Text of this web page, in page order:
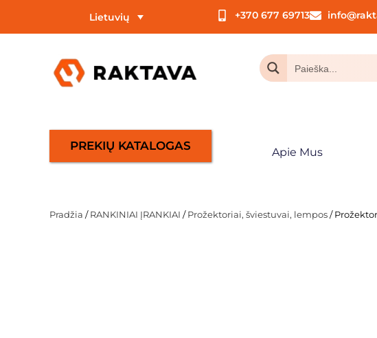
Lietuvių +370 677 69713
PREKIŲ KATALOGAS Apie Mus
Pradžia /RANKINIAI ĮRANKIAI /Prožektoriai, šviestuvai, lempos/